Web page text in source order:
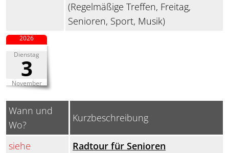
(Regelmäßige Treffen, Freitag,
Senioren, Sport, Musik)
Dienstag
3
November
2026
Wann und
Wo?
Kurzbeschreibung
siehe
Radtour für Senioren